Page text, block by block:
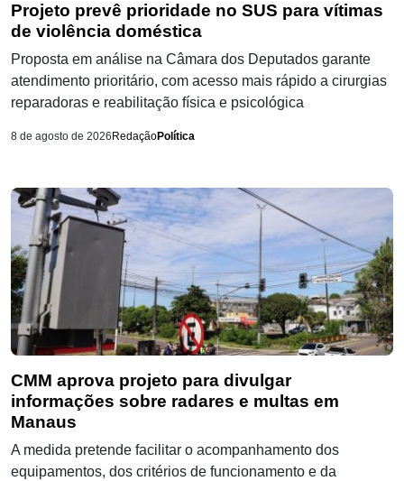
Projeto prevê prioridade no SUS para vítimas
de violência doméstica
Proposta em análise na Câmara dos Deputados garante
atendimento prioritário, com acesso mais rápido a cirurgias
reparadoras e reabilitação física e psicológica
8 de agosto de 2026 RedaçãoPolítica
CMM aprova projeto para divulgar
informações sobre radares e multas em
Manaus
A medida pretende facilitar o acompanhamento dos
equipamentos, dos critérios de funcionamento e da